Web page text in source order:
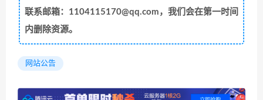
联系邮箱：1104115170@qq.com，我们会在第一时间
内删除资源。
网站公告